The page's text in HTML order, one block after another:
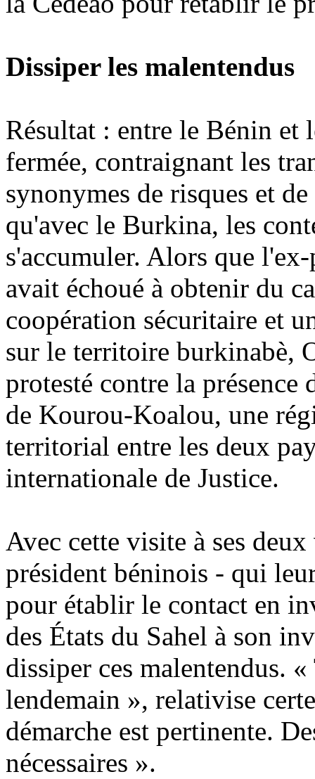
Dissiper les malentendus
Résultat : entre le Bénin
fermée, contraignant les
synonymes de risques et
qu'avec le Burkina, les
s'accumuler. Alors que
avait échoué à obtenir du
coopération sécuritaire et
sur le territoire burkinabè,
protesté contre la présence
de Kourou-Koalou, une
territorial entre les deux
internationale de Justice.
Avec cette visite à ses
président béninois - qui
pour établir le contact en
des États du Sahel à son
dissiper ces malentendus.
lendemain », relativise
démarche est pertinente.
nécessaires ».